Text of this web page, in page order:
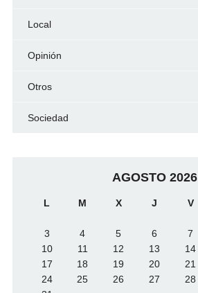
Local
Opinión
Otros
Sociedad
AGOSTO 2026
L M X J V
3
4 5 6 7
10
11 12 13 14
17
18 19 20 21
24
25 26 27 28